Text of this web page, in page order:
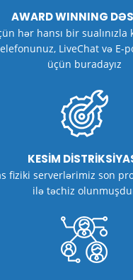
AWARD WINNING
hər hansı bir
LiveChat və E-
üçün buradayız
KESİM
fiziki serverlərimiz son
ilə təchiz